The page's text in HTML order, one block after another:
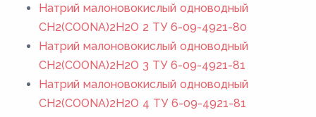
Натрий малоновокислый одноводный
CH2(COONA)2H2O 2 ТУ 6-09-4921-80
Натрий малоновокислый одноводный
CH2(COONA)2H2O 3 ТУ 6-09-4921-81
Натрий малоновокислый одноводный
CH2(COONA)2H2O 4 ТУ 6-09-4921-81